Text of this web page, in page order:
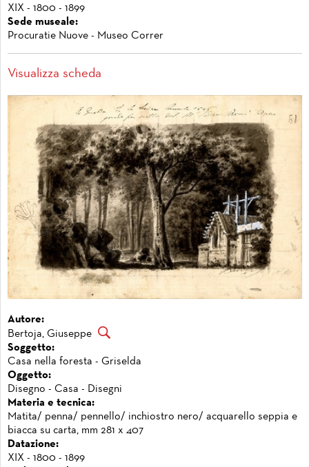
XIX - 1800 - 1899
Sede museale:
Procuratie Nuove - Museo Correr
Visualizza scheda
Autore:
Bertoja, Giuseppe
Soggetto:
Casa nella foresta - Griselda
Oggetto:
Disegno - Casa - Disegni
Materia e tecnica:
Matita/ penna/ pennello/ inchiostro nero/ acquarello seppia e
biacca su carta, mm 281 x 407
Datazione:
XIX - 1800 - 1899